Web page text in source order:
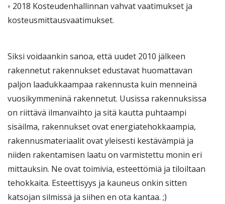
◦ 2018 Kosteudenhallinnan vahvat vaatimukset ja
kosteusmittausvaatimukset.
Siksi voidaankin sanoa, että uudet 2010 jälkeen
rakennetut rakennukset edustavat huomattavan
paljon laadukkaampaa rakennusta kuin menneinä
vuosikymmeninä rakennetut. Uusissa rakennuksissa
on riittävä ilmanvaihto ja sitä kautta puhtaampi
sisäilma, rakennukset ovat energiatehokkaampia,
rakennusmateriaalit ovat yleisesti kestävämpiä ja
niiden rakentamisen laatu on varmistettu monin eri
mittauksin. Ne ovat toimivia, esteettömiä ja tiloiltaan
tehokkaita. Esteettisyys ja kauneus onkin sitten
katsojan silmissä ja siihen en ota kantaa. ;)